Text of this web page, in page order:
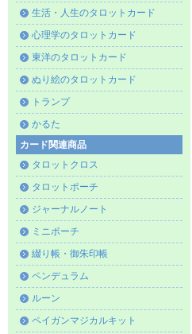
生活・人生のタロットカード
心理学のタロットカード
東洋のタロットカード
ぬり絵のタロットカード
トランプ
かるた
カード関連商品
タロットクロス
タロットポーチ
ジャーナルノート
ミニポーチ
綴り帳・御朱印帳
ペンデュラム
ルーン
ペイガンマジカルキット